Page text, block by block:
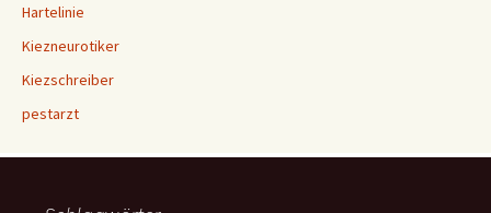
Hartelinie
Kiezneurotiker
Kiezschreiber
pestarzt